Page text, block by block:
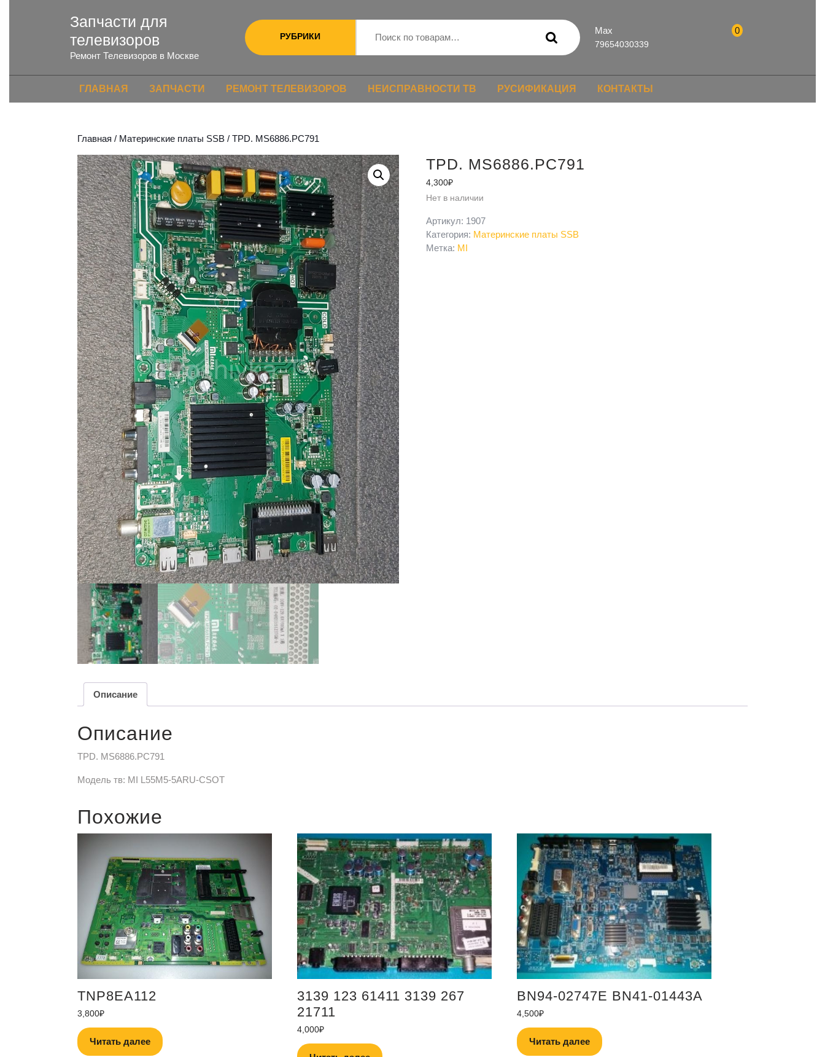
Запчасти для
телевизоров
Ремонт Телевизоров в Москве
РУБРИКИ
Max
79654030339
0
ГЛАВНАЯ ЗАПЧАСТИ РЕМОНТ ТЕЛЕВИЗОРОВ НЕИСПРАВНОСТИ ТВ РУСИФИКАЦИЯ КОНТАКТЫ
Главная / Материнские платы SSB / TPD. MS6886.PC791
TPD. MS6886.PC791
4,300₽
Нет в наличии
Артикул: 1907
Категория: Материнские платы SSB
Метка: MI
Описание
Описание
TPD. MS6886.PC791
Модель тв: MI L55M5-5ARU-CSOT
Похожие
TNP8EA112
3,800₽
Читать далее
3139 123 61411 3139 267
21711
4,000₽
BN94-02747E BN41-01443A
4,500₽
Читать далее